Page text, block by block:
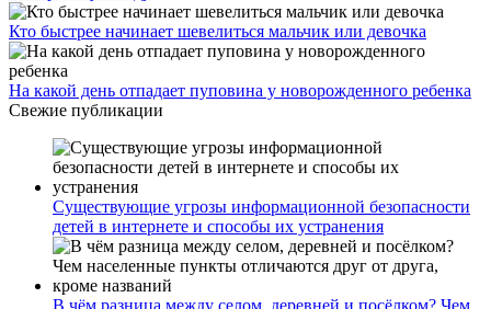
Кто быстрее начинает шевелиться мальчик или девочка
На какой день отпадает пуповина у новорожденного ребенка
Свежие публикации
Существующие угрозы информационной безопасности
детей в интернете и способы их устранения